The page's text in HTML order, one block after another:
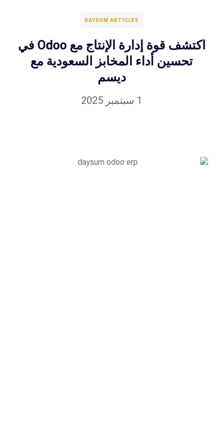
DAYSUM ARTICLES
اكتشف قوة إدارة الإنتاج مع Odoo في
تحسين أداء المخابز السعودية مع
ديسم
1 سبتمبر 2025